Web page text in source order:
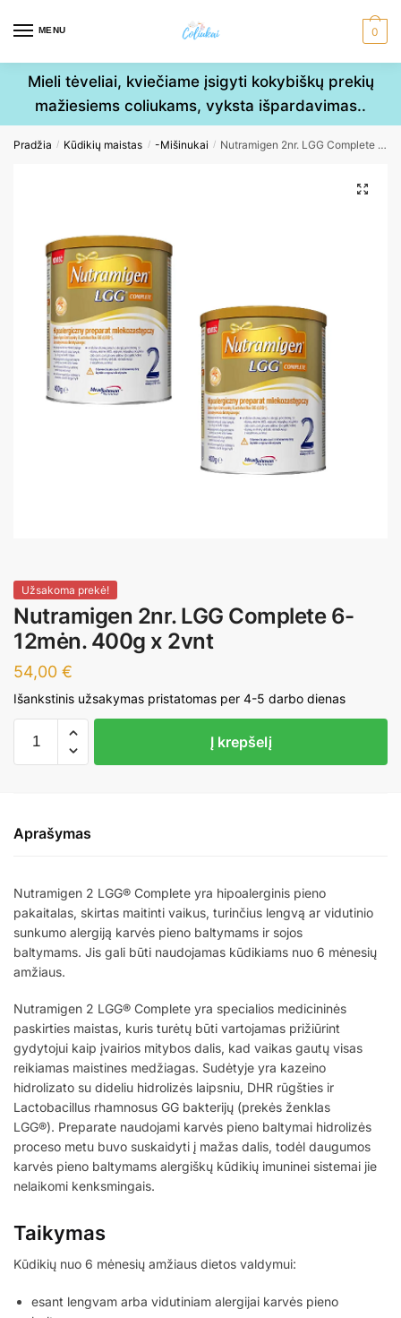
MENU 0
Mieli tėveliai, kviečiame įsigyti kokybiškų prekių
mažiesiems coliukams, vyksta išpardavimas..
Pradžia / Kūdikių maistas / -Mišinukai / Nutramigen 2nr. LGG Complete 6-12mėn. 400g x 2vnt
Užsakoma prekė!
Nutramigen 2nr. LGG Complete 6-
12mėn. 400g x 2vnt
54,00 €
Išankstinis užsakymas pristatomas per 4-5 darbo dienas
kiekis:
Complete
400g
x
2vnt
Į krepšelį
Aprašymas
Nutramigen 2 LGG® Complete yra hipoalerginis pieno
pakaitalas, skirtas maitinti vaikus, turinčius lengvą ar vidutinio
sunkumo alergiją karvės pieno baltymams ir sojos
baltymams. Jis gali būti naudojamas kūdikiams nuo 6 mėnesių
amžiaus.
Nutramigen 2 LGG® Complete yra specialios medicininės
paskirties maistas, kuris turėtų būti vartojamas prižiūrint
gydytojui kaip įvairios mitybos dalis, kad vaikas gautų visas
reikiamas maistines medžiagas. Sudėtyje yra kazeino
hidrolizato su dideliu hidrolizės laipsniu, DHR rūgšties ir
Lactobacillus rhamnosus GG bakterijų (prekės ženklas
LGG®). Preparate naudojami karvės pieno baltymai hidrolizės
proceso metu buvo suskaidyti į mažas dalis, todėl daugumos
karvės pieno baltymams alergiškų kūdikių imuninei sistemai jie
nelaikomi kenksmingais.
Taikymas
Kūdikių nuo 6 mėnesių amžiaus dietos valdymui:
esant lengvam arba vidutiniam alergijai karvės pieno